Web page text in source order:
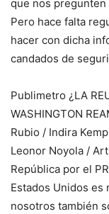
que nos pregunten
Pero hace falta
hacer con dicha
candados de
Publimetro ¿LA
WASHINGTON
Rubio / Indira
Leonor Noyola /
República por el
Estados Unidos
nosotros también